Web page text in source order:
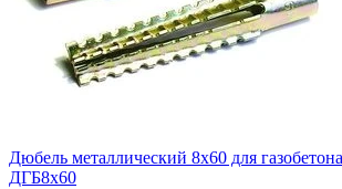
Дюбель металлический 8х60 для
ДГБ8х60